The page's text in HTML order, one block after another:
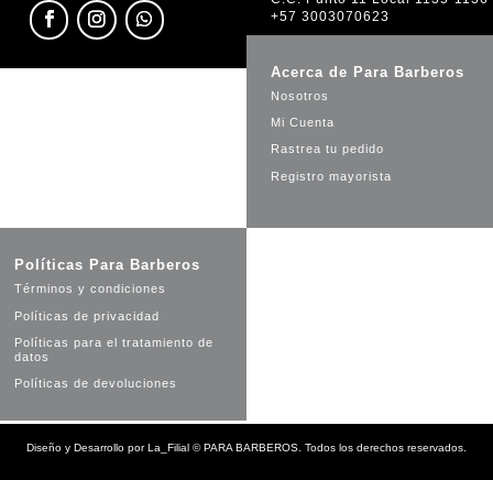
+57 3003070623
Acerca de Para Barberos
Nosotros
Mi Cuenta
Rastrea tu pedido
Registro mayorista
Políticas Para Barberos
Términos y condiciones
Políticas de privacidad
Políticas para el tratamiento de
datos
Políticas de devoluciones
Diseño y Desarrollo porLa_Filial ©PARA BARBEROS. Todos los derechos reservados.